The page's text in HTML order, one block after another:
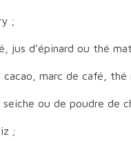
;
jus d’épinard ou thé
marc de café, thé
seiche ou de poudre de
;